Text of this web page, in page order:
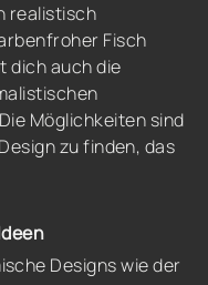
realistisch
Fisch
dich auch die
Möglichkeiten sind
zu finden, das
Designs wie der